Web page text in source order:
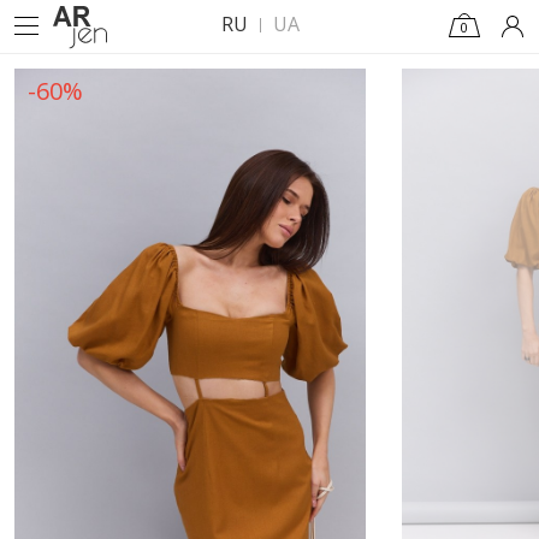
RU UA 0
-60%